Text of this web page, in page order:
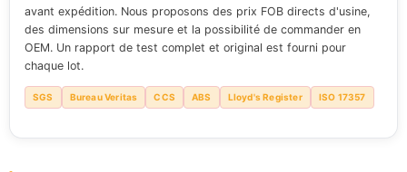
avant expédition. Nous proposons des prix FOB directs d'usine,
des dimensions sur mesure et la possibilité de commander en
OEM. Un rapport de test complet et original est fourni pour
chaque lot.
SGS Bureau Veritas CCS ABS Lloyd's Register ISO 17357